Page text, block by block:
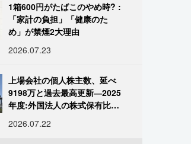
1箱600円がたばこのやめ時? :
「家計の負担」「健康のた
め」が禁煙2大理由
2026.07.23
上場会社の個人株主数、延べ
9198万と過去最高更新―2025
年度:外国法人の株式保有比率
2026.07.22